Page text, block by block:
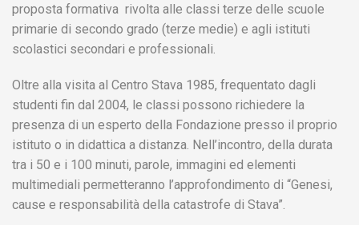
proposta formativa rivolta alle classi terze delle scuole
primarie di secondo grado (terze medie) e agli istituti
scolastici secondari e professionali.
Oltre alla visita al Centro Stava 1985, frequentato dagli
studenti fin dal 2004, le classi possono richiedere la
presenza di un esperto della Fondazione presso il proprio
istituto o in didattica a distanza. Nell’incontro, della durata
tra i 50 e i 100 minuti, parole, immagini ed elementi
multimediali permetteranno l’approfondimento di “Genesi,
cause e responsabilità della catastrofe di Stava”.